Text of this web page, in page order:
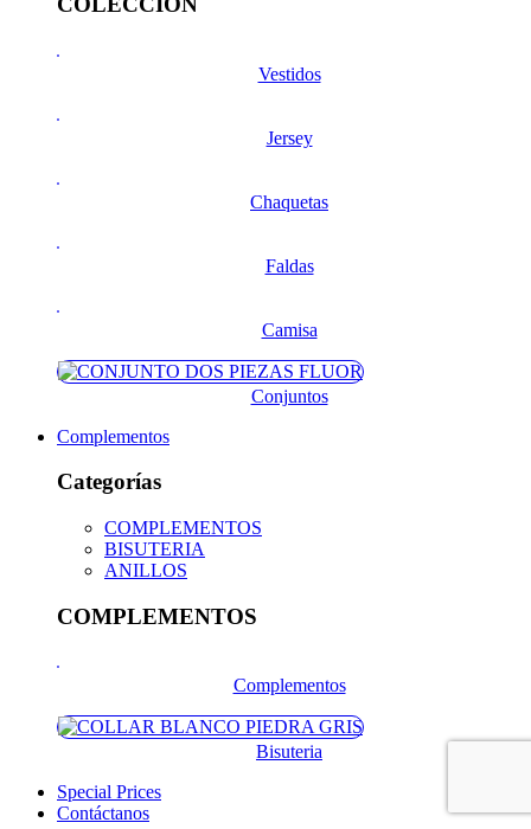
Vestidos
Jersey
Chaquetas
Faldas
Camisa
Conjuntos
Complementos
Categorías
COMPLEMENTOS
BISUTERIA
ANILLOS
COMPLEMENTOS
Complementos
Bisuteria
Special Prices
Contáctanos